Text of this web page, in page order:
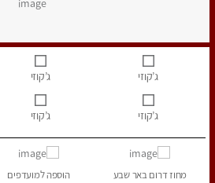
ג’קוזי ג’קוזי
ג’קוזי ג’קוזי
מחוז דרוםבאר שבע הוספהלמועדפים